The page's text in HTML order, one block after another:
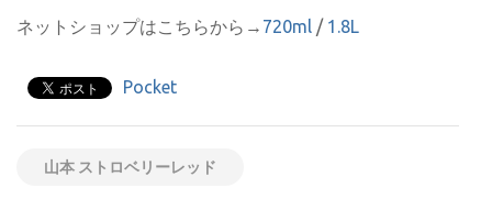
ネットショップはこちらから→ 720ml / 1.8L
Pocket
山本 ストロベリーレッド